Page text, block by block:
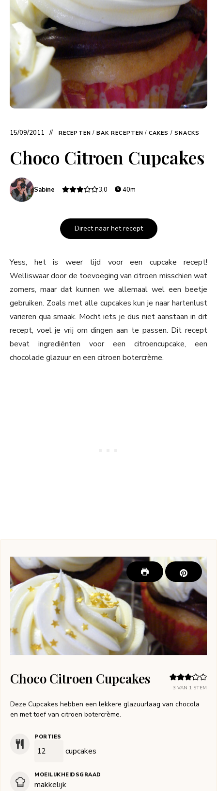
15/09/2011 RECEPTEN / BAK RECEPTEN / CAKES / SNACKS
Choco Citroen Cupcakes
Sabine 3,0 40m
Direct naar het recept
Yess, het is weer tijd voor een cupcake recept!
Welliswaar door de toevoeging van citroen misschien wat
zomers, maar dat kunnen we allemaal wel een beetje
gebruiken. Zoals met alle cupcakes kun je naar hartenlust
variëren qua smaak. Mocht iets je dus niet aanstaan in dit
recept, voel je vrij om dingen aan te passen. Dit recept
bevat ingrediënten voor een citroencupcake, een
chocolade glazuur en een citroen botercrème.
3 VAN 1 STEM
Choco Citroen Cupcakes
Deze Cupcakes hebben een lekkere glazuurlaag van chocola
en met toef van citroen botercrème.
PORTIES
cupcakes
MOEILIJKHEIDSGRAAD
makkelijk